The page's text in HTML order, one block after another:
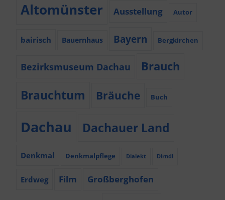
Altomünster Ausstellung Autor
bairisch Bauernhaus Bayern Bergkirchen
Bezirksmuseum Dachau Brauch
Brauchtum Bräuche Buch
Dachau Dachauer Land
Denkmal Denkmalpflege Dialekt Dirndl
Erdweg Film Großberghofen